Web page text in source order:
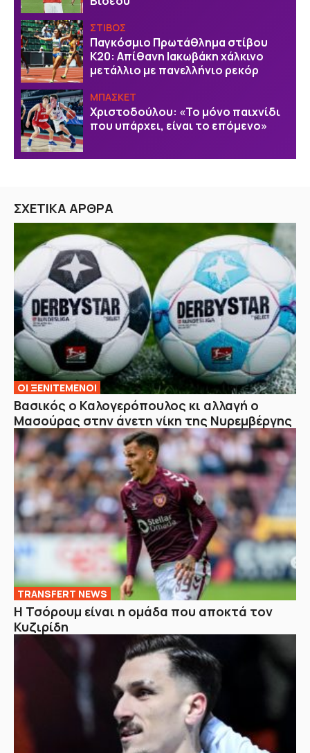
ΣΤΙΒΟΣ
Παγκόσμιο Πρωτάθλημα στίβου
Κ20: Απίθανη Ιακωβάκη χάλκινο
μετάλλιο με πανελλήνιο ρεκόρ
ΜΠΑΣΚΕΤ
Χριστοδούλου: «Το μόνο παιχνίδι
που υπάρχει, είναι το επόμενο»
ΣΧΕΤΙΚΑ ΑΡΘΡΑ
ΟΙ ΞΕΝΙΤΕΜΕΝΟΙ
Βασικός ο Καλογερόπουλος κι αλλαγή ο
Μασούρας στην άνετη νίκη της Νυρεμβέργης
TRANSFERT NEWS
Η Τσόρουμ είναι η ομάδα που αποκτά τον
Κυζιρίδη